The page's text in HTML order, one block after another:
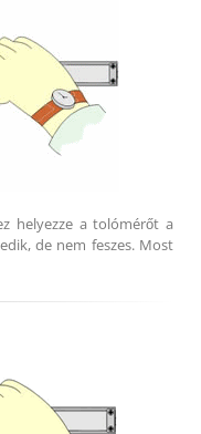
helyezze a tolómérőt a
de nem feszes. Most